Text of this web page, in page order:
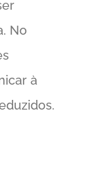
No
à